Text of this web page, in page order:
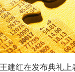
红在发布典礼上